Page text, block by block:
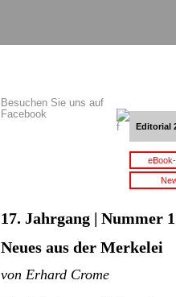
Besuchen Sie uns auf
Facebook
Editorial
17. Jahrgang | Nummer
Neues aus der Merkelei
von Erhard Crome